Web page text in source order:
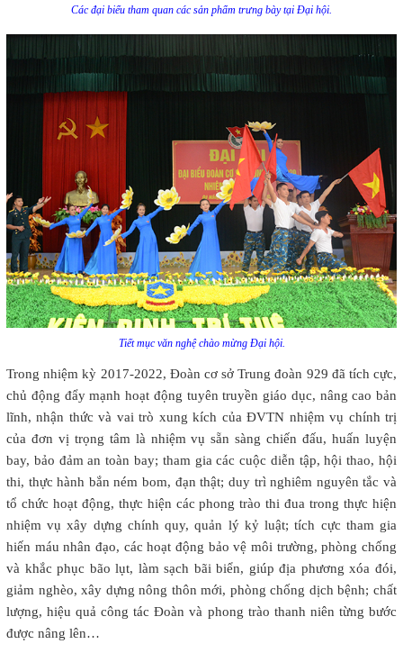
Các đại biểu tham quan các sản phẩm trưng bày tại Đại hội.
Tiết mục văn nghệ chào mừng Đại hội.
Trong nhiệm kỳ 2017-2022, Đoàn cơ sở Trung đoàn 929 đã tích cực,
chủ động đẩy mạnh hoạt động tuyên truyền giáo dục, nâng cao bản
lĩnh, nhận thức và vai trò xung kích của ĐVTN nhiệm vụ chính trị
của đơn vị trọng tâm là nhiệm vụ sẵn sàng chiến đấu, huấn luyện
bay, bảo đảm an toàn bay; tham gia các cuộc diễn tập, hội thao, hội
thi, thực hành bắn ném bom, đạn thật; duy trì nghiêm nguyên tắc và
tổ chức hoạt động, thực hiện các phong trào thi đua trong thực hiện
nhiệm vụ xây dựng chính quy, quản lý kỷ luật; tích cực tham gia
hiến máu nhân đạo, các hoạt động bảo vệ môi trường, phòng chống
và khắc phục bão lụt, làm sạch bãi biển, giúp địa phương xóa đói,
giảm nghèo, xây dựng nông thôn mới, phòng chống dịch bệnh; chất
lượng, hiệu quả công tác Đoàn và phong trào thanh niên từng bước
được nâng lên…